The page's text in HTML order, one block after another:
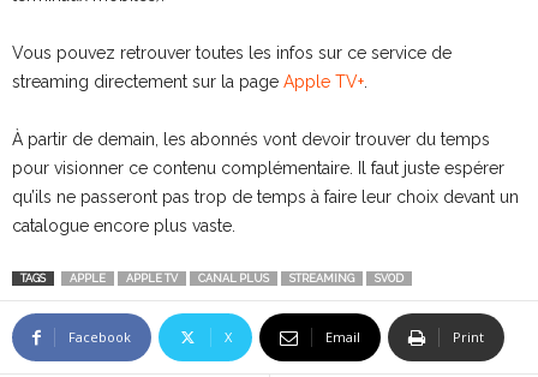
Vous pouvez retrouver toutes les infos sur ce service de
streaming directement sur la page Apple TV+
À partir de demain, les abonnés vont devoir trouver du temps
pour visionner ce contenu complémentaire. Il faut juste espérer
qu’ils ne passeront pas trop de temps à faire leur choix devant un
catalogue encore plus vaste.
TAGS APPLE APPLE TV CANAL PLUS STREAMING SVOD
Facebook X Email Print